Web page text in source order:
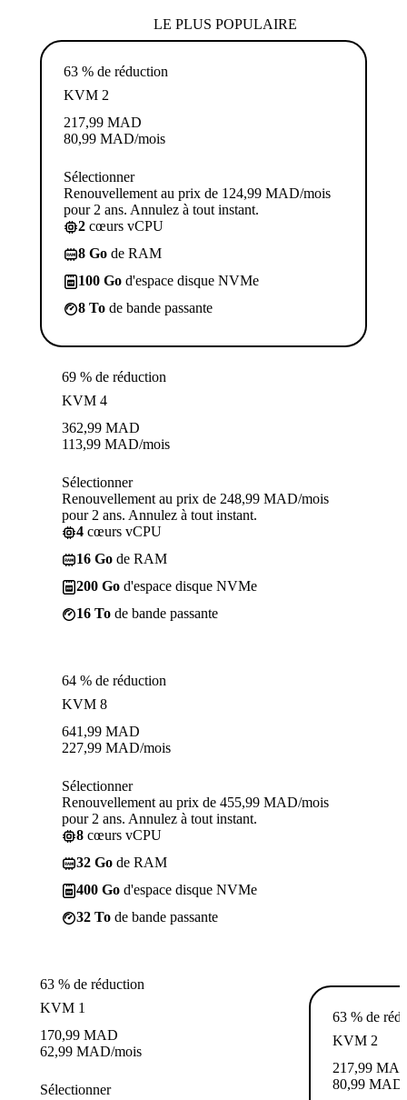
LE PLUS POPULAIRE
63 % de réduction
KVM 2
217,99 MAD
80,99 MAD/mois
Sélectionner
Renouvellement au prix de 124,99 MAD/mois
pour 2 ans. Annulez à tout instant.
2 cœurs vCPU
8 Go de RAM
100 Go d'espace disque NVMe
8 To de bande passante
69 % de réduction
KVM 4
362,99 MAD
113,99 MAD/mois
Sélectionner
Renouvellement au prix de 248,99 MAD/mois
pour 2 ans. Annulez à tout instant.
4 cœurs vCPU
16 Go de RAM
200 Go d'espace disque NVMe
16 To de bande passante
64 % de réduction
KVM 8
641,99 MAD
227,99 MAD/mois
Sélectionner
Renouvellement au prix de 455,99 MAD/mois
pour 2 ans. Annulez à tout instant.
8 cœurs vCPU
32 Go de RAM
400 Go d'espace disque NVMe
32 To de bande passante
63 % de réduction
KVM 1
170,99 MAD
62,99 MAD/mois
Sélectionner
63 % de
KVM 2
217,99
80,99 MAD